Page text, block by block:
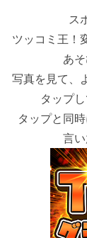
ス
ツッコミ王！
あ
写真を見て、
タップ
タップと同
言